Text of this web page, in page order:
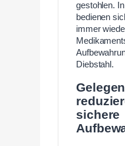
gestohlen.
bedienen
immer
Diebstahl.
sichere